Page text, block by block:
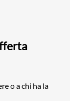
o a chi ha la